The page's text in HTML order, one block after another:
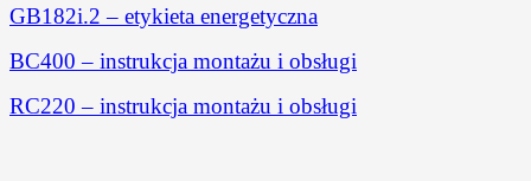
GB182i.2 – etykieta energetyczna
BC400 – instrukcja montażu i obsługi
RC220 – instrukcja montażu i obsługi